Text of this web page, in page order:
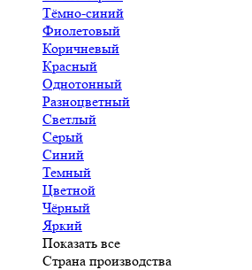
Тёмно-синий
Фиолетовый
Коричневый
Красный
Однотонный
Разноцветный
Светлый
Серый
Синий
Темный
Цветной
Чёрный
Яркий
Показать все
Страна производства